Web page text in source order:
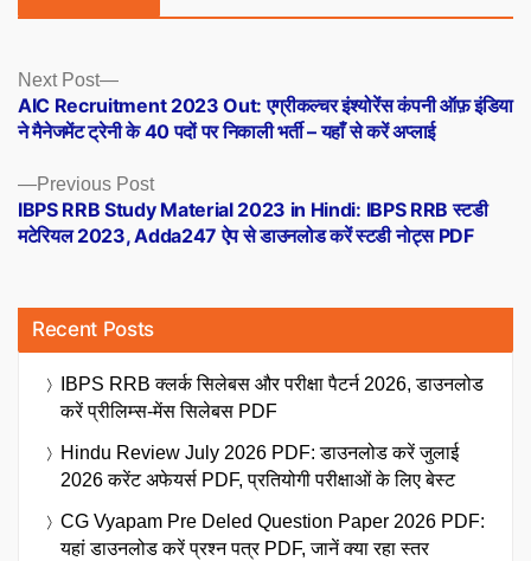
Posts
navigation
Previous PostPrevious
post:
IBPS RRB Study Material 2023 in Hindi: IBPS RRB स्टडी
मटेरियल 2023, Adda247 ऐप से डाउनलोड करें स्टडी नोट्स PDF
Next Post
Next
post:
AIC Recruitment 2023 Out: एग्रीकल्चर इंश्योरेंस कंपनी ऑफ़ इंडिया
ने मैनेजमेंट ट्रेनी के 40 पदों पर निकाली भर्ती – यहाँ से करें अप्लाई
Recent Posts
IBPS RRB क्लर्क सिलेबस और परीक्षा पैटर्न 2026, डाउनलोड
करें प्रीलिम्स-मेंस सिलेबस PDF
Hindu Review July 2026 PDF: डाउनलोड करें जुलाई
2026 करेंट अफेयर्स PDF, प्रतियोगी परीक्षाओं के लिए बेस्ट
CG Vyapam Pre Deled Question Paper 2026 PDF:
यहां डाउनलोड करें प्रश्न पत्र PDF, जानें क्या रहा स्तर